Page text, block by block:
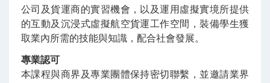
公司及貨運商的實習機會，以及運用虛擬實境所提供
的互動及沉浸式虛擬航空貨運工作空間，裝備學生獲
取業內所需的技能與知識，配合社會發展。
專業認可
本課程與商界及專業團體保持密切聯繫，並邀請業界